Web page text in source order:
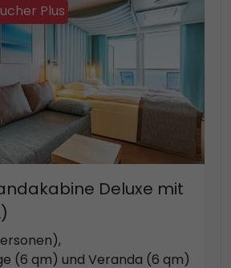
Plus
Deluxe mit
(6 qm) und Veranda (6 qm)